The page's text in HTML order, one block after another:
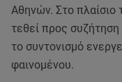
Αθηνών. Στο πλαίσιο
τεθεί προς
το συντονισμό
φαινομένου.